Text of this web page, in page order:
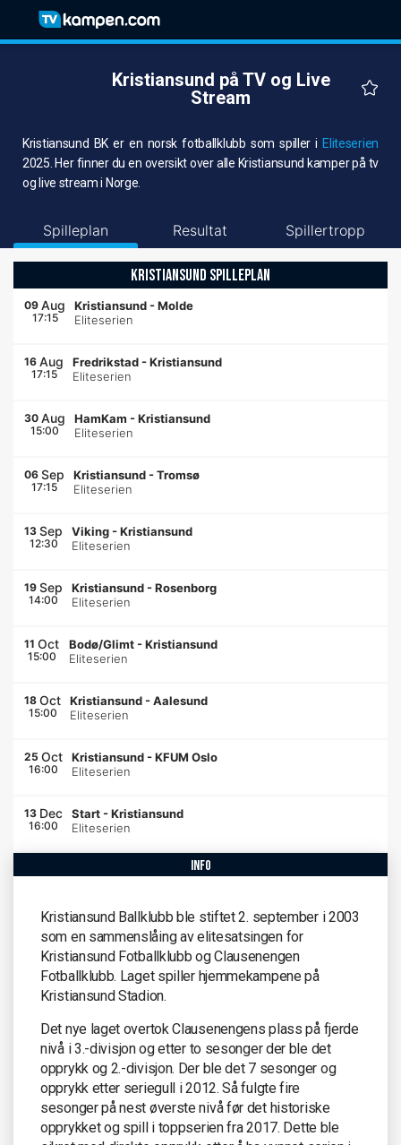
Kristiansund på TV og Live
Stream
Kristiansund BK er en norsk fotballklubb som spiller i Eliteserien
2025. Her finner du en oversikt over alle Kristiansund kamper på tv
og live stream i Norge.
Spilleplan Resultat Spillertropp
KRISTIANSUND SPILLEPLAN
09 Aug
17:15
Kristiansund -Molde
Eliteserien
16 Aug
17:15
Fredrikstad -Kristiansund
Eliteserien
30 Aug
15:00
HamKam -Kristiansund
Eliteserien
06 Sep
17:15
Kristiansund -Tromsø
Eliteserien
13 Sep
12:30
Viking -Kristiansund
Eliteserien
19 Sep
14:00
Kristiansund -Rosenborg
Eliteserien
11 Oct
15:00
Bodø/Glimt -Kristiansund
Eliteserien
18 Oct
15:00
Kristiansund -Aalesund
Eliteserien
25 Oct
16:00
Kristiansund -KFUM Oslo
Eliteserien
13 Dec
16:00
Start -Kristiansund
Eliteserien
info
Kristiansund Ballklubb ble stiftet 2. september i 2003
som en sammenslåing av elitesatsingen for
Kristiansund Fotballklubb og Clausenengen
Fotballklubb. Laget spiller hjemmekampene på
Kristiansund Stadion.
Det nye laget overtok Clausenengens plass på fjerde
nivå i 3.-divisjon og etter to sesonger der ble det
opprykk og 2.-divisjon. Der ble det 7 sesonger og
opprykk etter seriegull i 2012. Så fulgte fire
sesonger på nest øverste nivå før det historiske
opprykket og spill i toppserien fra 2017. Dette ble